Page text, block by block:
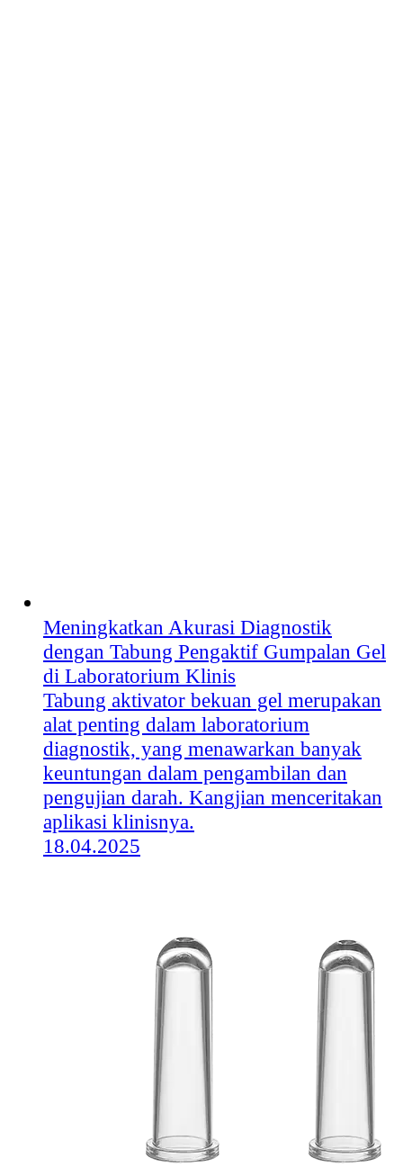
Meningkatkan Akurasi Diagnostik
dengan Tabung Pengaktif Gumpalan Gel
di Laboratorium Klinis
Tabung aktivator bekuan gel merupakan
alat penting dalam laboratorium
diagnostik, yang menawarkan banyak
keuntungan dalam pengambilan dan
pengujian darah. Kangjian menceritakan
aplikasi klinisnya.
18.04.2025